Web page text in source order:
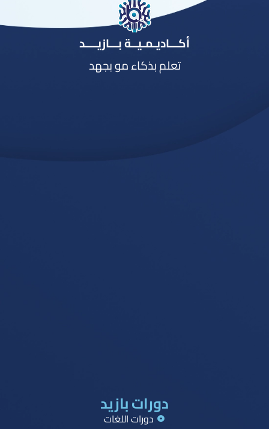
أكـــاديـمـيــة بـــازيــــد
تعلم بذكاء مو بجهد
دورات بازيد
دورات اللغات